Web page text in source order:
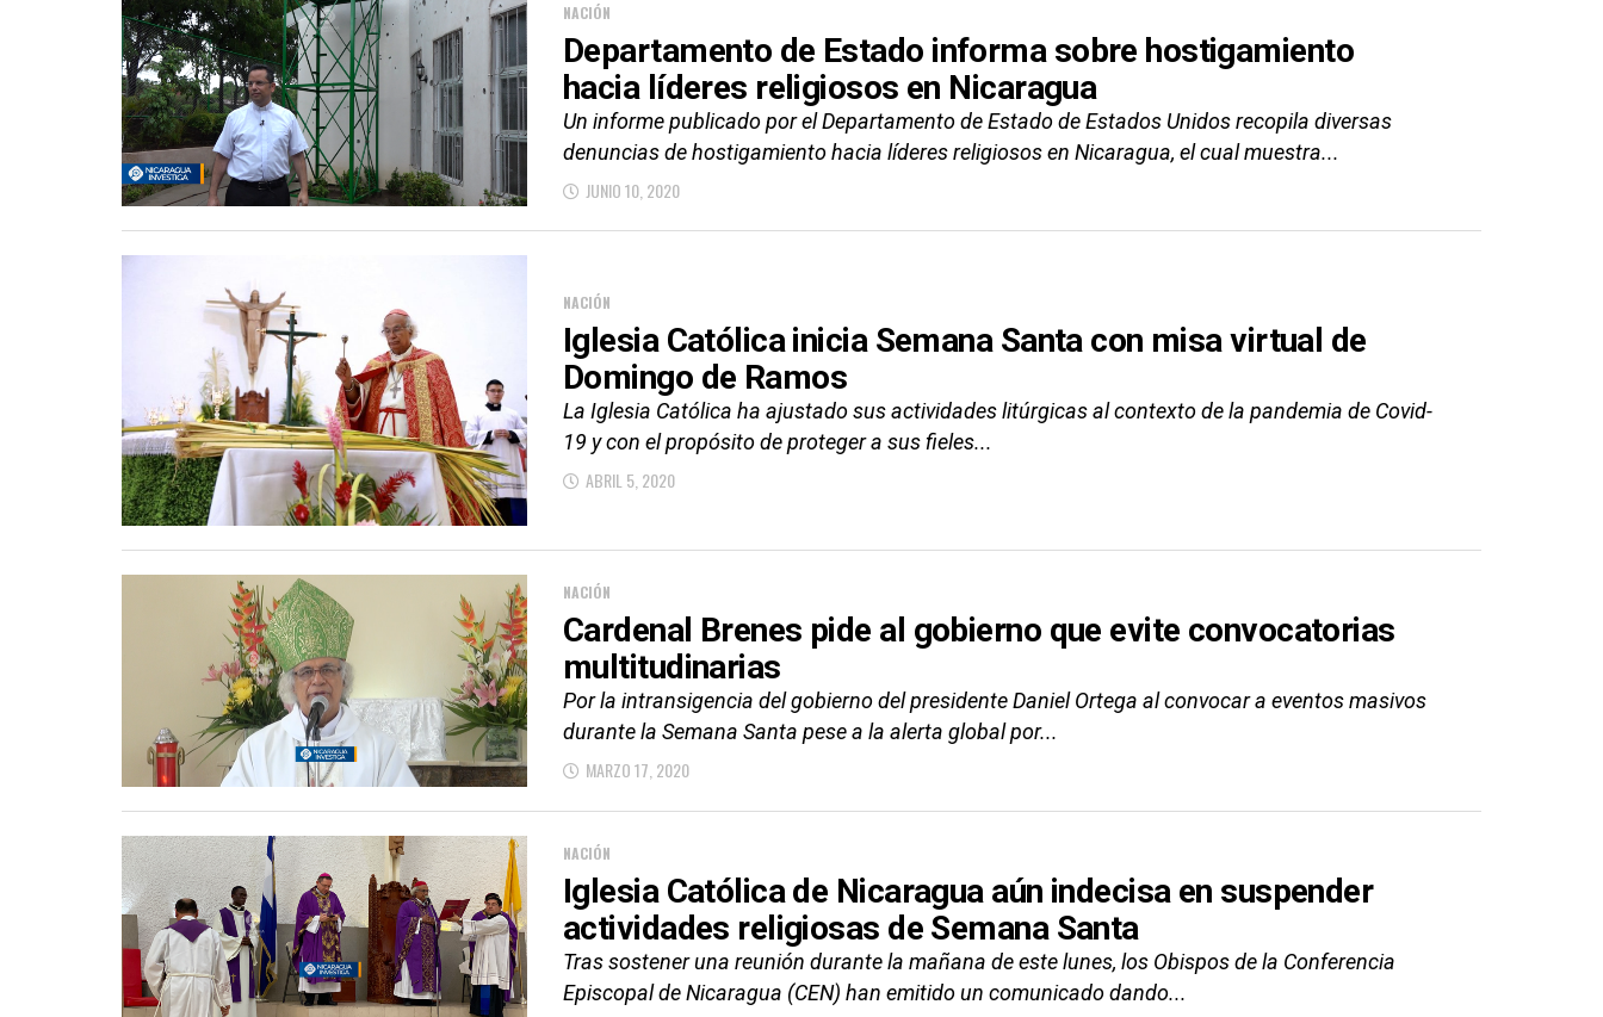
NACIÓN
Departamento de Estado informa sobre hostigamiento
hacia líderes religiosos en Nicaragua
Un informe publicado por el Departamento de Estado de Estados Unidos recopila diversas
denuncias de hostigamiento hacia líderes religiosos en Nicaragua, el cual muestra...
JUNIO 10, 2020
NACIÓN
Iglesia Católica inicia Semana Santa con misa virtual de
Domingo de Ramos
La Iglesia Católica ha ajustado sus actividades litúrgicas al contexto de la pandemia de Covid-
19 y con el propósito de proteger a sus fieles...
ABRIL 5, 2020
NACIÓN
Cardenal Brenes pide al gobierno que evite convocatorias
multitudinarias
Por la intransigencia del gobierno del presidente Daniel Ortega al convocar a eventos masivos
durante la Semana Santa pese a la alerta global por...
MARZO 17, 2020
NACIÓN
Iglesia Católica de Nicaragua aún indecisa en suspender
actividades religiosas de Semana Santa
Tras sostener una reunión durante la mañana de este lunes, los Obispos de la Conferencia
Episcopal de Nicaragua (CEN) han emitido un comunicado dando...